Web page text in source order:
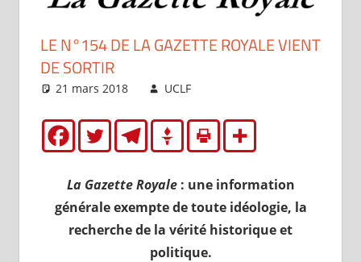
LE N°154 DE LA GAZETTE ROYALE VIENT
DE SORTIR
21 mars 2018 UCLF
La Gazette Royale: une information
générale exempte de toute idéologie, la
recherche de la vérité historique et
politique.